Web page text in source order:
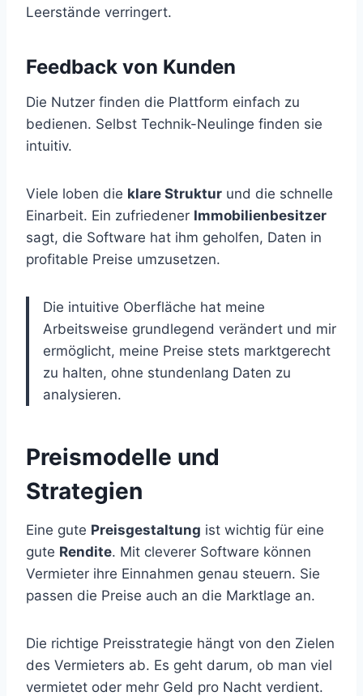
Leerstände verringert.
Feedback von Kunden
Die Nutzer finden die Plattform einfach zu
bedienen. Selbst Technik-Neulinge finden sie
intuitiv.
Viele loben die klare Struktur und die schnelle
Einarbeit. Ein zufriedener Immobilienbesitzer
sagt, die Software hat ihm geholfen, Daten in
profitable Preise umzusetzen.
Die intuitive Oberfläche hat meine
Arbeitsweise grundlegend verändert und mir
ermöglicht, meine Preise stets marktgerecht
zu halten, ohne stundenlang Daten zu
analysieren.
Preismodelle und
Strategien
Eine gute Preisgestaltung ist wichtig für eine
gute Rendite. Mit cleverer Software können
Vermieter ihre Einnahmen genau steuern. Sie
passen die Preise auch an die Marktlage an.
Die richtige Preisstrategie hängt von den Zielen
des Vermieters ab. Es geht darum, ob man viel
vermietet oder mehr Geld pro Nacht verdient.